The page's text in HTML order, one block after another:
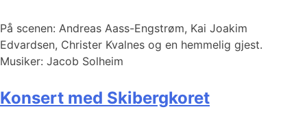
På scenen: Andreas Aass-Engstrøm, Kai Joakim
Edvardsen, Christer Kvalnes og en hemmelig gjest.
Musiker: Jacob Solheim
Konsert med Skibergkoret